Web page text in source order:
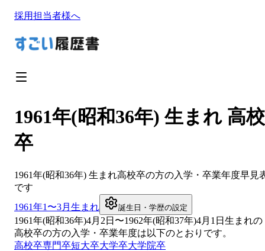
採用担当者様へ
1961年(昭和36年) 生まれ 高校
卒
1961年(昭和36年) 生まれ高校卒の方の入学・卒業年度早見
です
1961年1〜3月生まれ 誕生日・学歴の設定
1961年(昭和36年)4月 2 日〜1962年(昭和37年)4月1日生まれの
高校卒の方の入学・卒業年度は以下のとおりです。
高校卒専門卒短大卒大学卒大学院卒